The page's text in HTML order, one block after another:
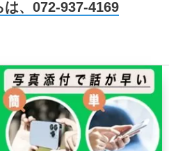
は、072-937-4169